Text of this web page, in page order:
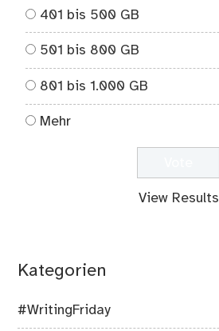
401 bis 500 GB
501 bis 800 GB
801 bis 1.000 GB
Mehr
View Results
Kategorien
#WritingFriday